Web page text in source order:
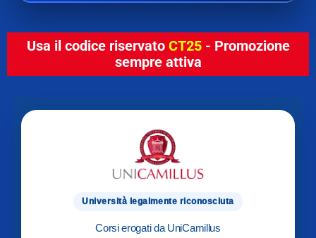
Usa il codice riservato CT25- Promozione
sempre attiva
Università legalmente riconosciuta
Corsi erogati da UniCamillus